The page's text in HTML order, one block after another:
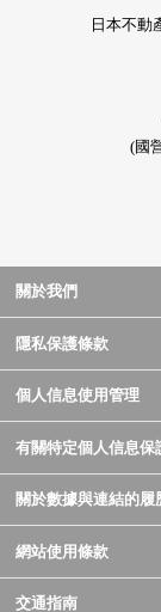
日本不動
(國
關於我們
隱私保護條款
個人信息使用管理
有關特定個人信息保
關於數據與連結的履
網站使用條款
交通指南